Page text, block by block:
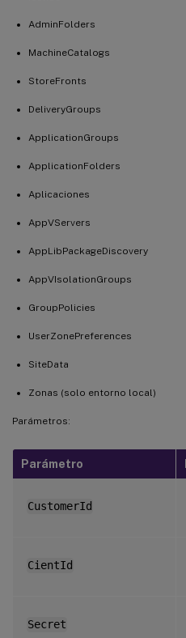
AdminFolders
MachineCatalogs
StoreFronts
DeliveryGroups
ApplicationGroups
ApplicationFolders
Aplicaciones
AppVServers
AppLibPackageDiscovery
AppVIsolationGroups
GroupPolicies
UserZonePreferences
SiteData
Zonas (solo entorno local)
Parámetros:
Parámetro
CustomerId
CientId
Secret